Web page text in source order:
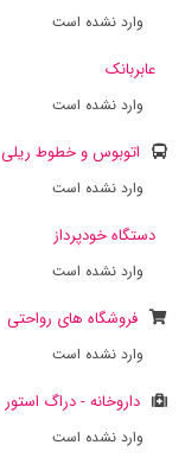
وارد نشده است
عابربانک
وارد نشده است
اتوبوس و خطوط ریلی
وارد نشده است
دستگاه خودپرداز
وارد نشده است
فروشگاه های رواحتی
وارد نشده است
داروخانه - دراگ استور
وارد نشده است